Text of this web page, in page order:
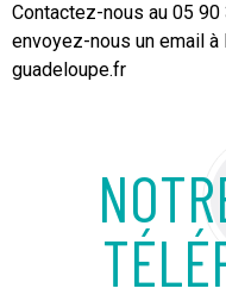
Contactez-nous au 05
envoyez-nous un email à
guadeloupe.fr